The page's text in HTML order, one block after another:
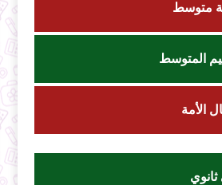
متوسط
المتوسط
الأمة
ثانوي